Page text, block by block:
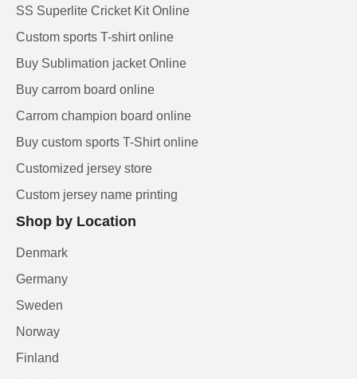
SS Superlite Cricket Kit Online
Custom sports T-shirt online
Buy Sublimation jacket Online
Buy carrom board online
Carrom champion board online
Buy custom sports T-Shirt online
Customized jersey store
Custom jersey name printing
Shop by Location
Denmark
Germany
Sweden
Norway
Finland